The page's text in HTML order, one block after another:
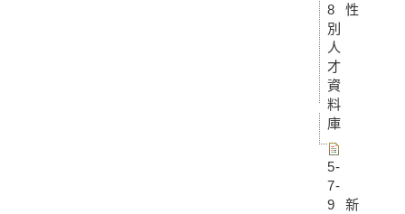
8 性
別
人
才
資
料
庫
5-
7-
9 新